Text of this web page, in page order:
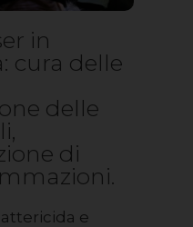
in
cura delle
delle
di
e